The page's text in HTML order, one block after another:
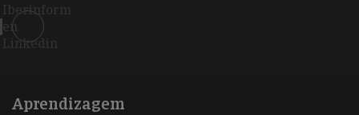
Iberinform
en
Linkedin
Aprendizagem